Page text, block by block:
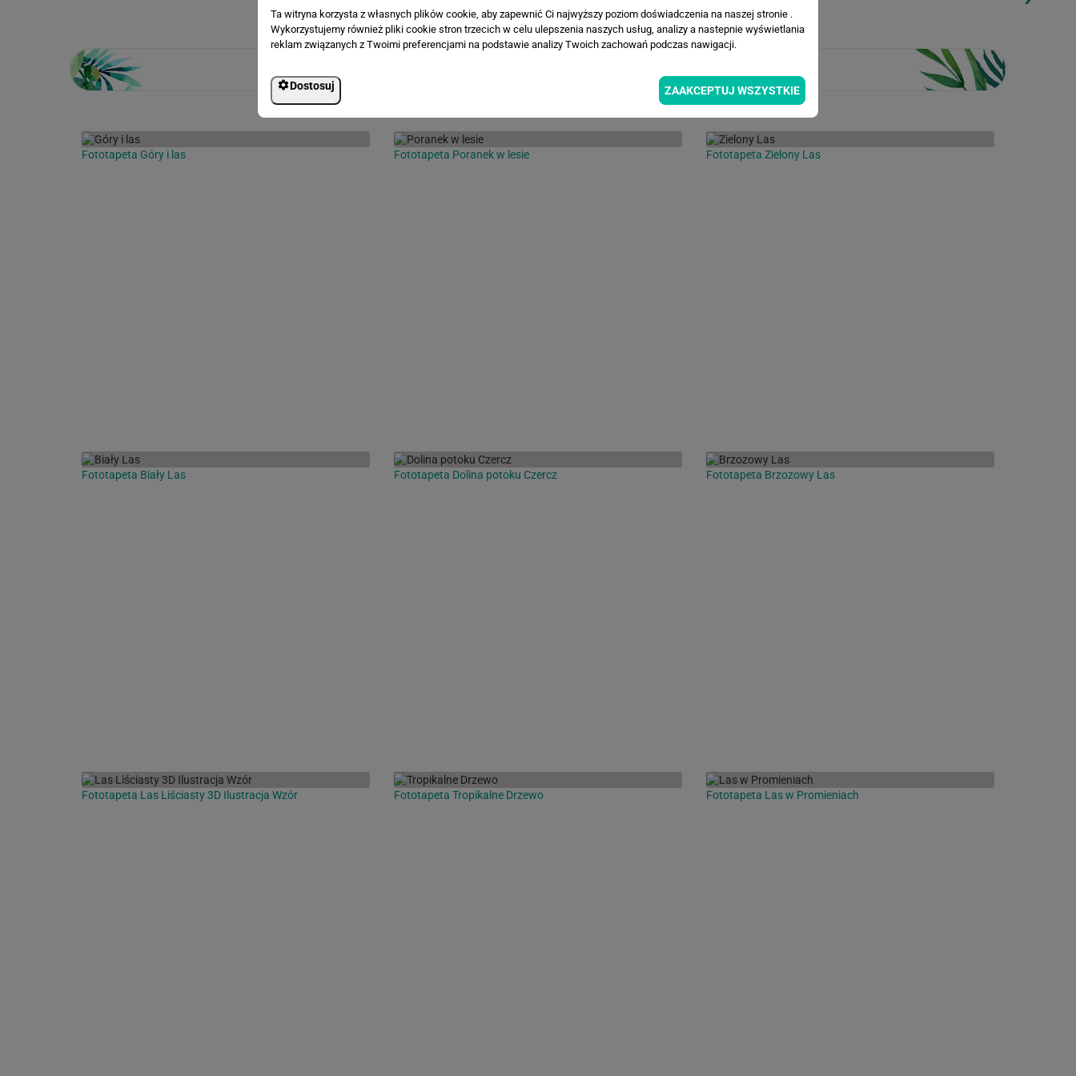
Fototapeta Góry i las Fototapeta Poranek w lesie Fototapeta Zielony Las
Fototapeta Biały Las Fototapeta Dolina potoku Czercz Fototapeta Brzozowy Las
Fototapeta Las Liściasty 3D Ilustracja Wzór Fototapeta Tropikalne Drzewo Fototapeta Las w Promieniach
Ta witryna korzysta z własnych plików cookie, aby zapewnić Ci najwyższy poziom doświadczenia na naszej stronie .
Wykorzystujemy również pliki cookie stron trzecich w celu ulepszenia naszych usług, analizy a nastepnie wyświetlania
reklam związanych z Twoimi preferencjami na podstawie analizy Twoich zachowań podczas nawigacji.
Dostosuj ZAAKCEPTUJ WSZYSTKIE